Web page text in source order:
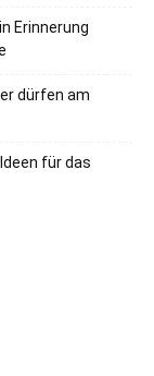
Erinnerung
dürfen am
für das